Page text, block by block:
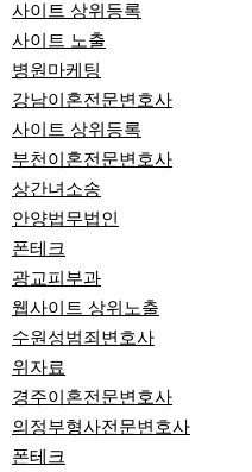
사이트 상위등록
사이트 노출
병원마케팅
강남이혼전문변호사
사이트 상위등록
부천이혼전문변호사
상간녀소송
안양법무법인
폰테크
광교피부과
웹사이트 상위노출
수원성범죄변호사
위자료
경주이혼전문변호사
의정부형사전문변호사
폰테크